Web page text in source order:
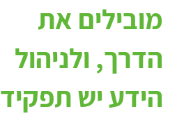
מובילים את
הדרך, ולניהול
הידע יש תפקיד